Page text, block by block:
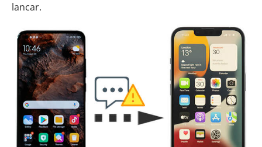
lancar.